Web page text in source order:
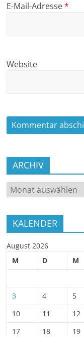
E-Mail-Adresse*
Website
ARCHIV
ARCHIV
KALENDER
August 2026
M
D M
3
4 5
10
11 12
17
18 19